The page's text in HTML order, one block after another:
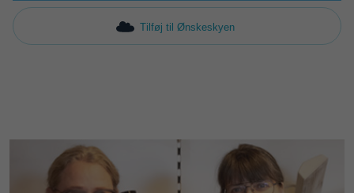
Tilføj til Ønskeskyen